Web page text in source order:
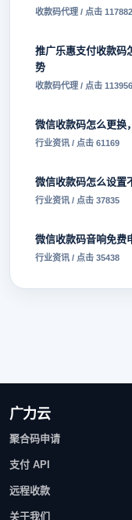
收款码代理 / 点击 117882
推广乐惠支付收款码
势
收款码代理 / 点击 113956
微信收款码怎么更换
行业资讯 / 点击 61169
微信收款码怎么设置
行业资讯 / 点击 37835
微信收款码音响免费
行业资讯 / 点击 35438
广力云
聚合码申请
支付 API
远程收款
关于我们